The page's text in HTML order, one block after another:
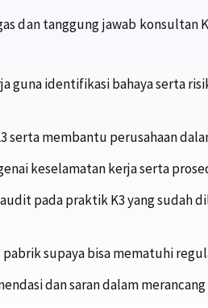
dan tanggung jawab
guna identifikasi bahaya serta
serta membantu perusahaan
keselamatan kerja serta
pada praktik K3 yang sudah
supaya bisa mematuhi
dan saran dalam